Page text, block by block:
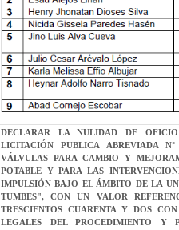
DECLARAR LA NULIDAD DE
LICITACIÓN PUBLICA ABREVIADA
VÁLVULAS PARA CAMBIO Y
POTABLE Y PARA LAS
IMPULSIÓN BAJO EL ÁMBITO DE LA
TUMBES", CON UN VALOR
TRESCIENTOS CUARENTA Y DOS
LEGALES DEL PROCEDIMIENTO Y